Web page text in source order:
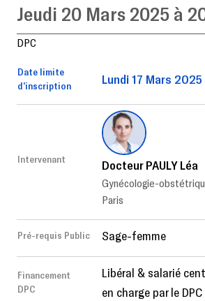
Jeudi 20 Mars 2025 à
DPC
Date limite
d’inscription
Lundi 17 Mars
Intervenant Docteur PAULY Léa
Gynécologie-
Paris
Pré-requis Public Sage-femme
Financement
DPC
Libéral & salarié
en charge par le